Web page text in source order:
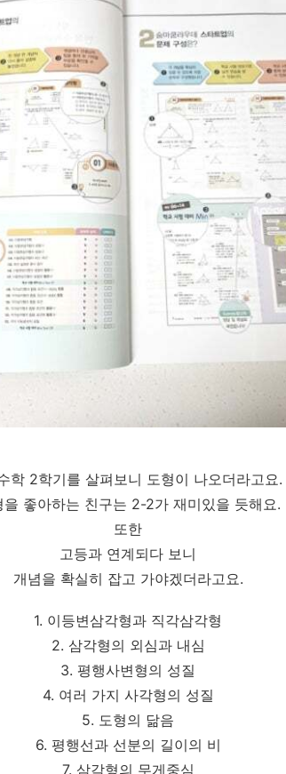
학 2학기를 살펴보니 도형이 나오더라고요.
을 좋아하는 친구는 2-2가 재미있을 듯해요.
또한
고등과 연계되다 보니
개념을 확실히 잡고 가야겠더라고요.
1. 이등변삼각형과 직각삼각형
2. 삼각형의 외심과 내심
3. 평행사변형의 성질
4. 여러 가지 사각형의 성질
5. 도형의 닮음
6. 평행선과 선분의 길이의 비
7. 삼각형의 무게중심